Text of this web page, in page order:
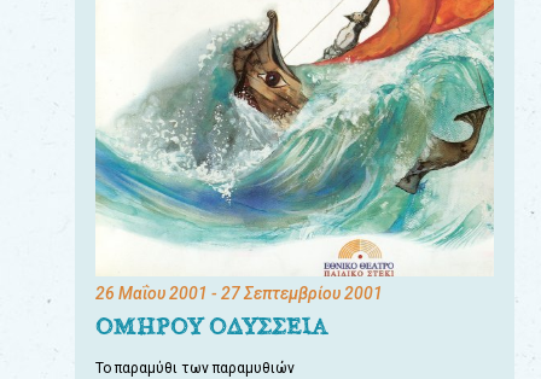
26 Μαΐου 2001 - 27 Σεπτεμβρίου 2001
ΟΜΗΡΟΥ ΟΔΥΣΣΕΙΑ
Το παραμύθι των παραμυθιών